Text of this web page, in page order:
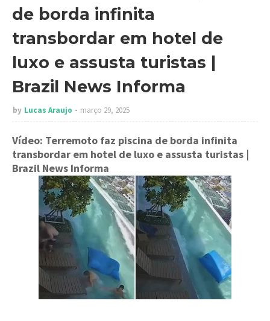
de borda infinita
transbordar em hotel de
luxo e assusta turistas |
Brazil News Informa
by Lucas Araujo março 29, 2025
Vídeo: Terremoto faz piscina de borda infinita
transbordar em hotel de luxo e assusta turistas |
Brazil News Informa